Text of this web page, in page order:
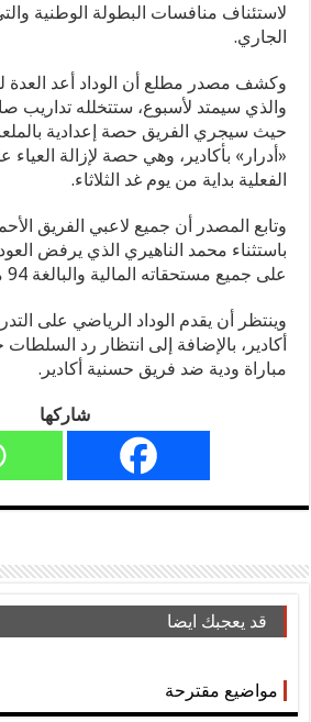
لاستئناف منافسات البطولة الوطنية
الجاري.
وكشف مصدر مطلع أن الوداد أعد العدة
والذي سيمتد لأسبوع، ستتخلله تداريب
حيث سيجري الفريق حصة إعدادية
«أدرار» بأكادير، وهي حصة لإزالة
الفعلية بداية من يوم غد الثلاثاء.
وتابع المصدر أن جميع لاعبي الفريق
باستثناء محمد الناهيري الذي يرفض
على جميع مستحقاته المالية والبالغة 94 مليون سنتيم.
وينتظر أن يقدم الوداد الرياضي على
أكادير، بالإضافة إلى انتظار رد
مباراة ودية ضد فريق حسنية أكادير.
شاركها
قد يعجبك ايضا
مواضيع مقترحة